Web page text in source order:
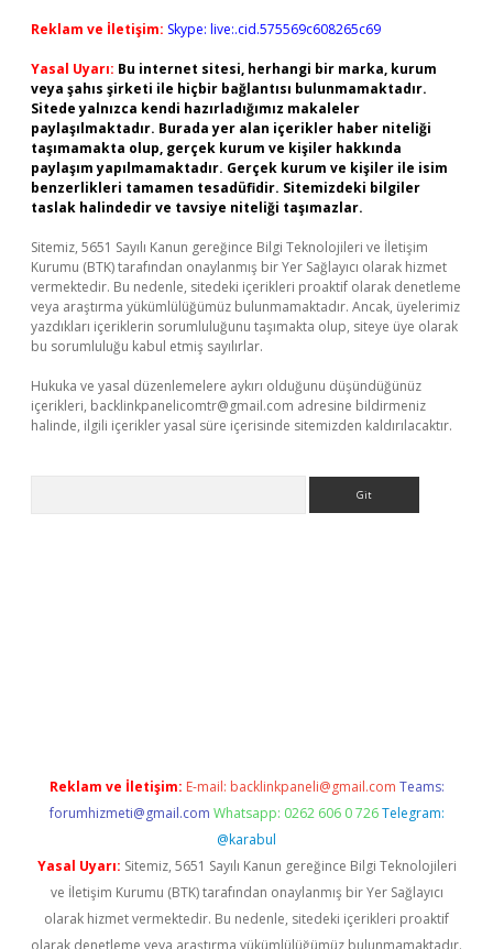
Reklam ve İletişim: Skype: live:.cid.575569c608265c69
Yasal Uyarı: Bu internet sitesi, herhangi bir marka, kurum
veya şahıs şirketi ile hiçbir bağlantısı bulunmamaktadır.
Sitede yalnızca kendi hazırladığımız makaleler
paylaşılmaktadır. Burada yer alan içerikler haber niteliği
taşımamakta olup, gerçek kurum ve kişiler hakkında
paylaşım yapılmamaktadır. Gerçek kurum ve kişiler ile isim
benzerlikleri tamamen tesadüfidir. Sitemizdeki bilgiler
taslak halindedir ve tavsiye niteliği taşımazlar.
Sitemiz, 5651 Sayılı Kanun gereğince Bilgi Teknolojileri ve İletişim
Kurumu (BTK) tarafından onaylanmış bir Yer Sağlayıcı olarak hizmet
vermektedir. Bu nedenle, sitedeki içerikleri proaktif olarak denetleme
veya araştırma yükümlülüğümüz bulunmamaktadır. Ancak, üyelerimiz
yazdıkları içeriklerin sorumluluğunu taşımakta olup, siteye üye olarak
bu sorumluluğu kabul etmiş sayılırlar.
Hukuka ve yasal düzenlemelere aykırı olduğunu düşündüğünüz
içerikleri, backlinkpanelicomtr@gmail.com adresine bildirmeniz
halinde, ilgili içerikler yasal süre içerisinde sitemizden kaldırılacaktır.
Reklam ve İletişim: E-mail: backlinkpaneli@gmail.com Teams:
forumhizmeti@gmail.com Whatsapp: 0262 606 0 726 Telegram:
@karabul
Yasal Uyarı: Sitemiz, 5651 Sayılı Kanun gereğince Bilgi Teknolojileri
ve İletişim Kurumu (BTK) tarafından onaylanmış bir Yer Sağlayıcı
olarak hizmet vermektedir. Bu nedenle, sitedeki içerikleri proaktif
olarak denetleme veya araştırma yükümlülüğümüz bulunmamaktadır.